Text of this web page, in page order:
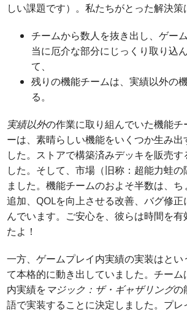
しい課題です）。私たちがとった解決策
チームから数人を抜き出し、ゲー
当に厄介な部分にじっくり取り込
て、
残りの機能チームは、実績以外の
る。
実績以外の作業に取り組んでいた機能
ーは、素晴らしい機能をいくつか生み出
した。ストアで構築済みデッキを販売す
した。そして、市場（旧称：超能力蛙
ました。機能チームのおよそ半数は、
追加、QOLを向上させる改善、バグ修正
んでいます。ご安心を、彼らは時間を有
たよ！
一方、ゲームプレイ内実績の実装はとい
て本格的に動き出していました。チーム
内実績をマジック：ザ・ギャザリングの
語で実装することに決定しました。プレ